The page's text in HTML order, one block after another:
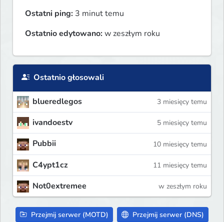
Ostatni ping: 3 minut temu
Ostatnio edytowano:w zeszłym roku
Ostatnio głosowali
blueredlegos 3 miesięcy temu
ivandoestv 5 miesięcy temu
Pubbii 10 miesięcy temu
C4ypt1cz 11 miesięcy temu
Not0extremee w zeszłym roku
Przejmij serwer (MOTD) Przejmij serwer (DNS)